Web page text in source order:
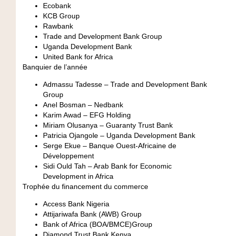
Ecobank
KCB Group
Rawbank
Trade and Development Bank Group
Uganda Development Bank
United Bank for Africa
Banquier de l’année
Admassu Tadesse – Trade and Development Bank
Group
Anel Bosman – Nedbank
Karim Awad – EFG Holding
Miriam Olusanya – Guaranty Trust Bank
Patricia Ojangole – Uganda Development Bank
Serge Ekue – Banque Ouest-Africaine de
Développement
Sidi Ould Tah – Arab Bank for Economic
Development in Africa
Trophée du financement du commerce
Access Bank Nigeria
Attijariwafa Bank (AWB) Group
Bank of Africa (BOA/BMCE)Group